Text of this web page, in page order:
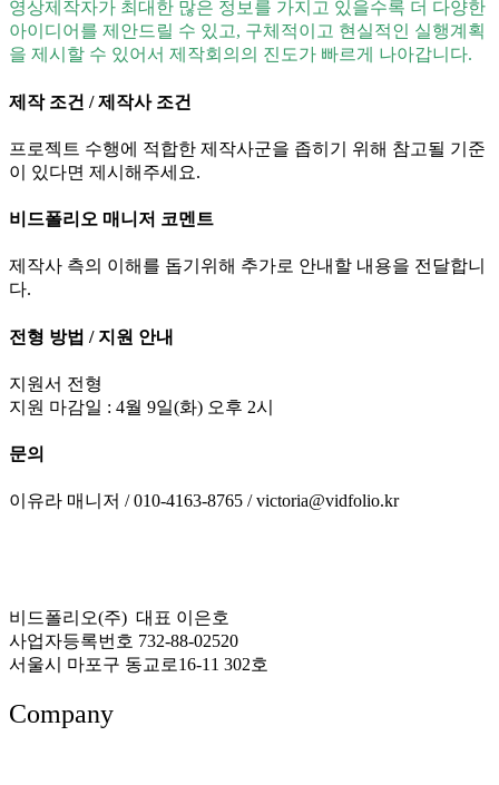
영상제작자가 최대한 많은 정보를 가지고 있을수록 더 다양한
아이디어를 제안드릴 수 있고, 구체적이고 현실적인 실행계획
을 제시할 수 있어서 제작회의의 진도가 빠르게 나아갑니다.
제작 조건 / 제작사 조건
프로젝트 수행에 적합한 제작사군을 좁히기 위해 참고될 기준
이 있다면 제시해주세요.
비드폴리오 매니저 코멘트
제작사 측의 이해를 돕기위해 추가로 안내할 내용을 전달합니
다.
전형 방법 / 지원 안내
지원서 전형
지원 마감일 : 4월 9일(화) 오후 2시
문의
이유라 매니저 / 010-4163-8765 / victoria@vidfolio.kr
비드폴리오(주) 대표 이은호
사업자등록번호 732-88-02520
서울시 마포구 동교로16-11 302호
Company